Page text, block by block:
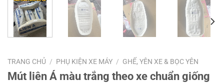
TRANG CHỦ / PHỤ KIỆN XE MÁY / GHẾ, YÊN XE & BỌC YÊN
Mút liên Á màu trắng theo xe chuẩn giống